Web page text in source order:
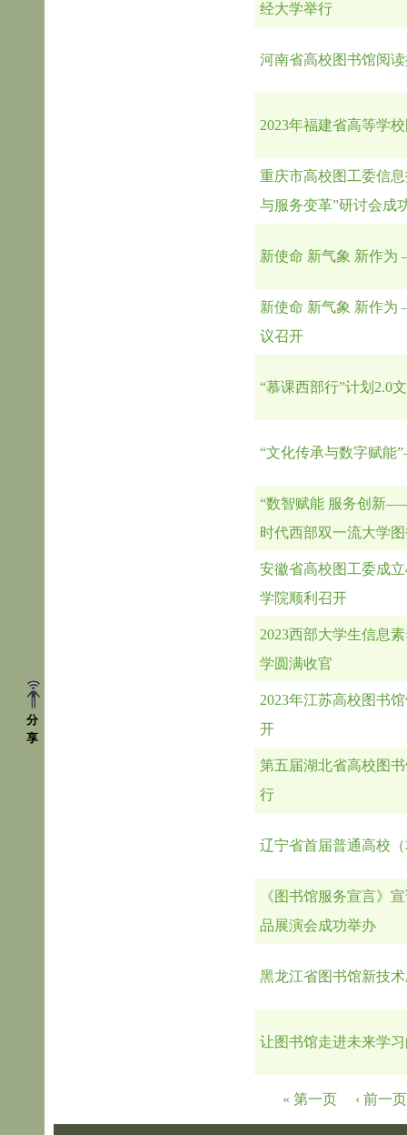
分
享
经大学举行
河南省高校图书馆阅
2023年福建省高等学
重庆市高校图工委信
与服务变革”研讨会成
新使命 新气象 新作
新使命 新气象 新作
议召开
“慕课西部行”计划2.0
“文化传承与数字赋能
“数智赋能 服务创新
时代西部双一流大学
安徽省高校图工委成
学院顺利召开
2023西部大学生信息
学圆满收官
2023年江苏高校图书
开
第五届湖北省高校图
行
辽宁省首届普通高校
《图书馆服务宣言》
品展演会成功举办
黑龙江省图书馆新技
让图书馆走进未来学
页面« 第一页 ‹ 前一页